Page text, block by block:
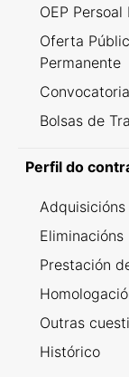
OEP
Oferta
Permanente
Bolsas de
Perfil do
Adquisicións
Eliminacións
Prestación
Outras
Histórico